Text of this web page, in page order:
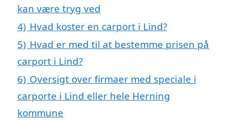
kan være tryg ved
4) Hvad koster en carport i Lind?
5) Hvad er med til at bestemme prisen på
carport i Lind?
6) Oversigt over firmaer med speciale i
carporte i Lind eller hele Herning
kommune